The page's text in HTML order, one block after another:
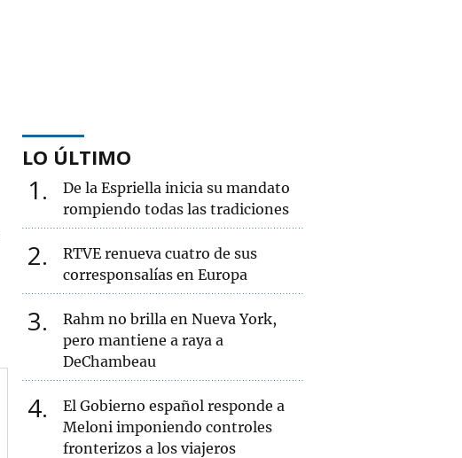
LO ÚLTIMO
1
De la Espriella inicia su mandato
rompiendo todas las tradiciones
2
RTVE renueva cuatro de sus
corresponsalías en Europa
3
Rahm no brilla en Nueva York,
pero mantiene a raya a
DeChambeau
4
El Gobierno español responde a
Meloni imponiendo controles
fronterizos a los viajeros